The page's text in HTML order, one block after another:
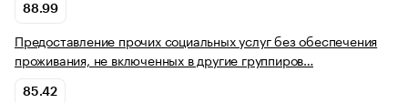
88.99
Предоставление прочих социальных услуг без обеспечения
проживания, не включенных в другие группиров…
85.42